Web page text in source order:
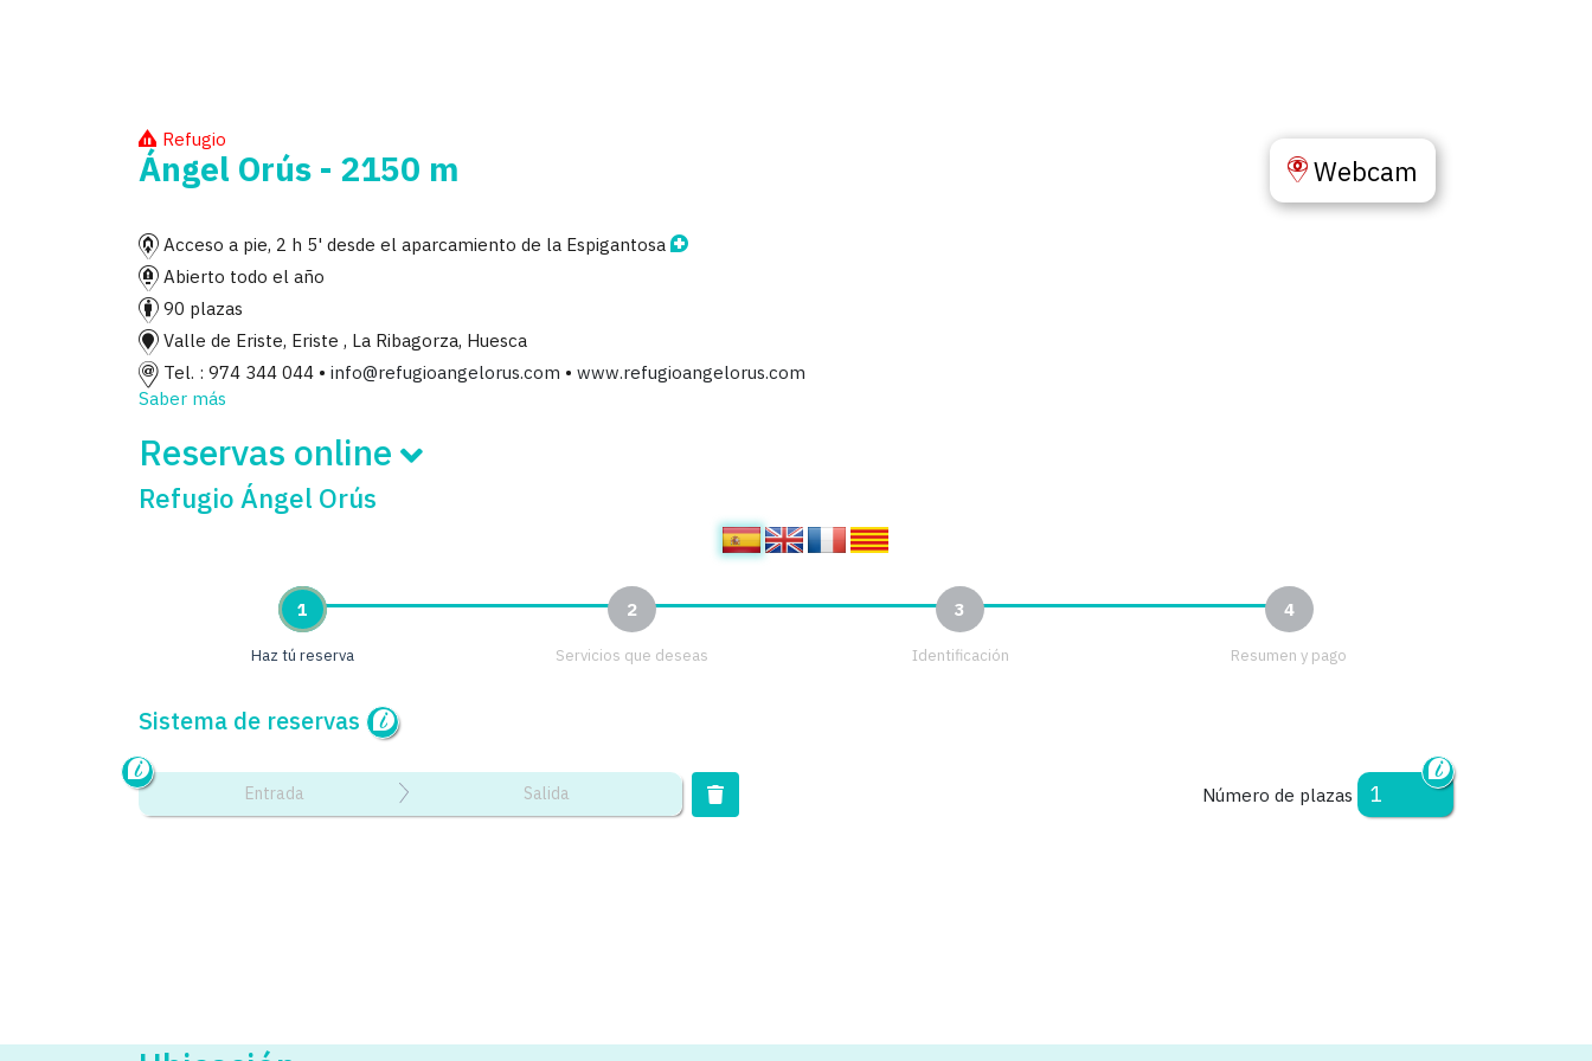
Refugio
Ángel Orús - 2150 m Webcam
Acceso a pie, 2 h 5' desde el aparcamiento de la Espigantosa
Abierto todo el año
90 plazas
Valle de Eriste, Eriste , La Ribagorza, Huesca
Tel. : 974 344 044 • info@refugioangelorus.com • www.refugioangelorus.com
Saber más
Reservas online
Refugio Ángel Orús
1
Haz tú reserva
2
Servicios que deseas
3
Identificación
4
Resumen y pago
Sistema de reservas
Entrada Salida Número de plazas